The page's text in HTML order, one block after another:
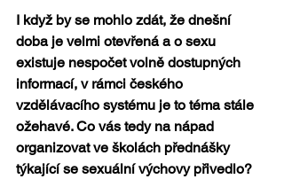
I když by se mohlo zdát, že dnešní
doba je velmi otevřená a o sexu
existuje nespočet volně dostupných
informací, v rámci českého
vzdělávacího systému je to téma stále
ožehavé. Co vás tedy na nápad
organizovat ve školách přednášky
týkající se sexuální výchovy přivedlo?